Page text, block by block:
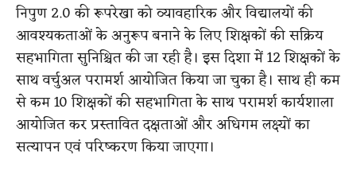
निपुण 2.0 की रूपरेखा को व्यावहारिक और विद्यालयों की
आवश्यकताओं के अनुरूप बनाने के लिए शिक्षकों की सक्रिय
सहभागिता सुनिश्चित की जा रही है। इस दिशा में 12 शिक्षकों के
साथ वर्चुअल परामर्श आयोजित किया जा चुका है। साथ ही कम
से कम 10 शिक्षकों की सहभागिता के साथ परामर्श कार्यशाला
आयोजित कर प्रस्तावित दक्षताओं और अधिगम लक्ष्यों का
सत्यापन एवं परिष्करण किया जाएगा।